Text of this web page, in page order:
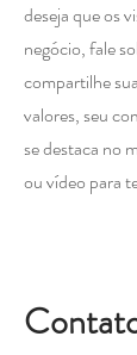
deseja que os
negócio, fale
compartilhe
valores, seu
se destaca no
ou vídeo para